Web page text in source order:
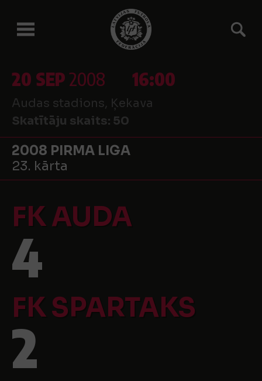
20 SEP2008 16:00
Audas stadions, Ķekava
Skatītāju skaits: 50
2008 PIRMA LIGA
23. kārta
FK AUDA
4
FK SPARTAKS
2